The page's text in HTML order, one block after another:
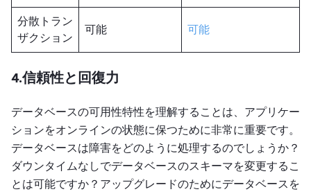
分散トラン
ザクション
可能 可能
4.信頼性と回復力
データベースの可用性特性を理解することは、アプリケー
ションをオンラインの状態に保つために非常に重要です。
データベースは障害をどのように処理するのでしょうか？
ダウンタイムなしでデータベースのスキーマを変更するこ
とは可能ですか？アップグレードのためにデータベースを